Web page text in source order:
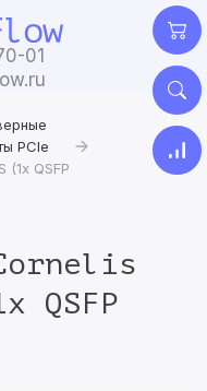
01
PCIe
(1x QSFP
QSFP